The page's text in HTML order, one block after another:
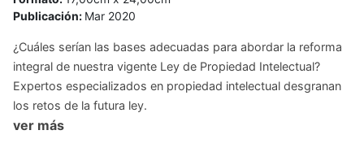
Publicación: Mar 2020
¿Cuáles serían las bases adecuadas para abordar la reforma
integral de nuestra vigente Ley de Propiedad Intelectual?
Expertos especializados en propiedad intelectual desgranan
los retos de la futura ley.
ver más